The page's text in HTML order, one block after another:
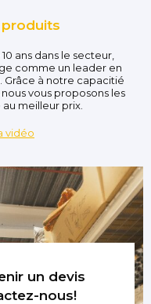
ans dans le secteur,
comme un leader en
à notre capacitié
vous proposons les
meilleur prix.
vidéo
un devis
nous!